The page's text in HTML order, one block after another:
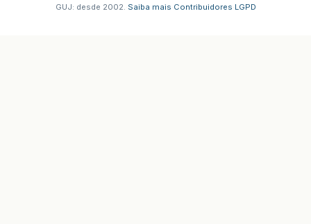
GUJ: desde 2002. Saiba mais Contribuidores LGPD